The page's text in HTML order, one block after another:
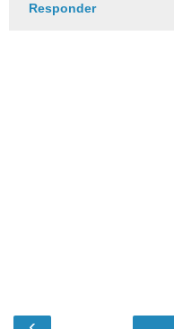
Responder